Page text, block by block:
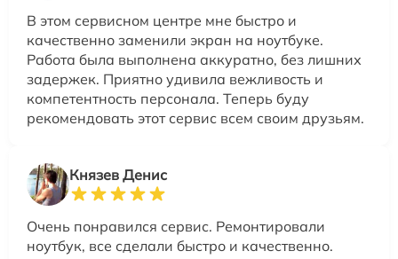
В этом сервисном центре мне быстро и
качественно заменили экран на ноутбуке.
Работа была выполнена аккуратно, без лишних
задержек. Приятно удивила вежливость и
компетентность персонала. Теперь буду
рекомендовать этот сервис всем своим друзьям.
Князев Денис
Очень понравился сервис. Ремонтировали
ноутбук, все сделали быстро и качественно.